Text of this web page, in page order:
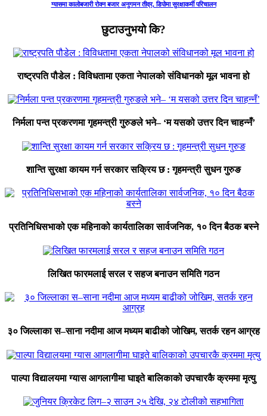
ग्यासमा कालोबजारी रोक्न बजार अनुगमन तीव्र, डिपोमा सुरक्षाकर्मी परिचालन
छुटाउनुभयो कि?
राष्ट्रपति पौडेल : विविधतामा एकता नेपालको संविधानको मूल भावना हो
निर्मला पन्त प्रकरणमा गृहमन्त्री गुरुङले भने– ‘म यसको उत्तर दिन चाहन्नँ’
शान्ति सुरक्षा कायम गर्न सरकार सक्रिय छ : गृहमन्त्री सुधन गुरुङ
प्रतिनिधिसभाको एक महिनाको कार्यतालिका सार्वजनिक, १० दिन बैठक बस्ने
लिखित फारमलाई सरल र सहज बनाउन समिति गठन
३० जिल्लाका स–साना नदीमा आज मध्यम बाढीको जोखिम, सतर्क रहन आग्रह
पाल्पा विद्यालयमा ग्यास आगलागीमा घाइते बालिकाको उपचारकै क्रममा मृत्यु